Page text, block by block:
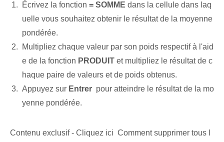
Écrivez la fonction = SOMME dans la cellule dans laq
uelle vous souhaitez obtenir le résultat de la moyenne
pondérée.
Multipliez chaque valeur par son poids respectif à l'aid
e de la fonction PRODUIT et multipliez le résultat de c
haque paire de valeurs et de poids obtenus.
Appuyez sur Entrer ‌ pour atteindre⁤ le résultat ‍de⁤ la mo
yenne pondérée.
Contenu exclusif - Cliquez ici Comment supprimer tous l